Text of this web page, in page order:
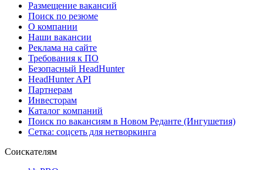
Размещение вакансий
Поиск по резюме
О компании
Наши вакансии
Реклама на сайте
Требования к ПО
Безопасный HeadHunter
HeadHunter API
Партнерам
Инвесторам
Каталог компаний
Поиск по вакансиям в Новом Реданте (Ингушетия)
Сетка: соцсеть для нетворкинга
Соискателям